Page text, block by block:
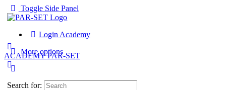
Toggle Side Panel
Login Academy
More options
ACADEMY PAR-SET
Search for: